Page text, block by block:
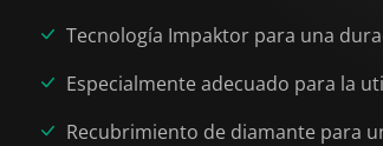
Tecnología Impaktor para una
Especialmente adecuado para la
Recubrimiento de diamante para